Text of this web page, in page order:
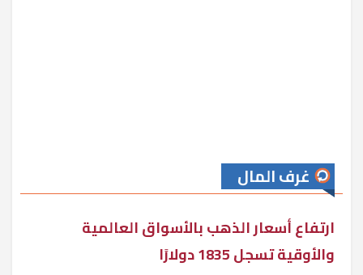
غرف المال
ارتفاع أسعار الذهب بالأسواق العالمية
والأوقية تسجل 1835 دولارًا